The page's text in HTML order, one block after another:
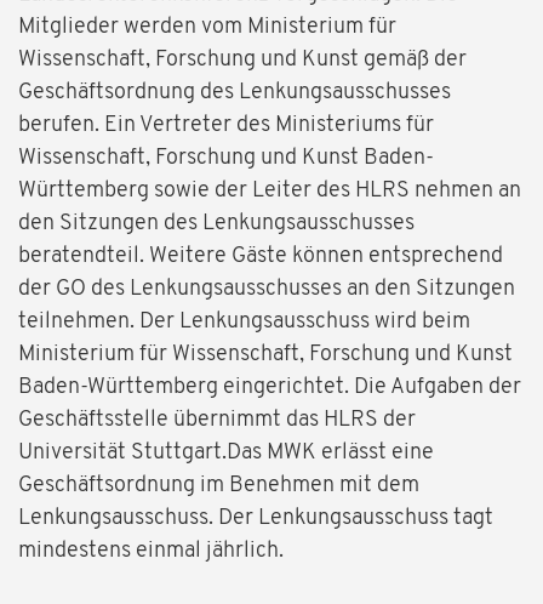
Mitglieder werden vom Ministerium für
Wissenschaft, Forschung und Kunst gemäß der
Geschäftsordnung des Lenkungsausschusses
berufen. Ein Vertreter des Ministeriums für
Wissenschaft, Forschung und Kunst Baden-
Württemberg sowie der Leiter des HLRS nehmen an
den Sitzungen des Lenkungsausschusses
beratendteil. Weitere Gäste können entsprechend
der GO des Lenkungsausschusses an den Sitzungen
teilnehmen. Der Lenkungsausschuss wird beim
Ministerium für Wissenschaft, Forschung und Kunst
Baden-Württemberg eingerichtet. Die Aufgaben der
Geschäftsstelle übernimmt das HLRS der
Universität Stuttgart.Das MWK erlässt eine
Geschäftsordnung im Benehmen mit dem
Lenkungsausschuss. Der Lenkungsausschuss tagt
mindestens einmal jährlich.